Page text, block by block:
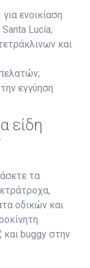
ενοικίαση
Lucía;
και
εγγύηση
είδη
τα
οδικών και
και buggy στην